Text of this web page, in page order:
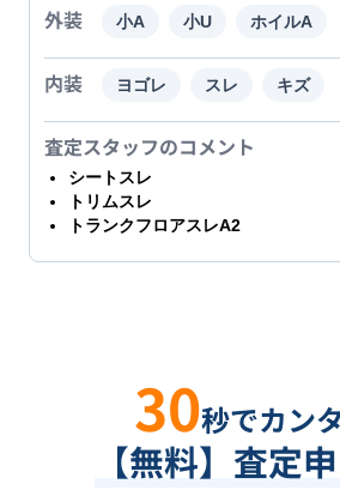
外装 小A 小U ホイルA
内装 ヨゴレ スレ キズ
査定スタッフのコメント
シートスレ
トリムスレ
トランクフロアスレA2
30秒でカン
【無料】査定